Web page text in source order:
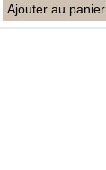
Ajouter au panier